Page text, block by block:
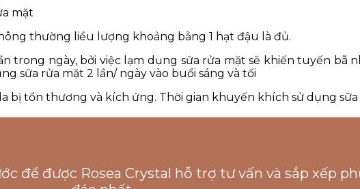
mặt
thường liều lượng khoảng bằng 1 hạt đậu là đủ.
trong ngày, bởi việc lạm dụng sữa rửa mặt sẽ khiến tuyến bã
sữa rửa mặt 2 lần/ ngày vào buổi sáng và tối
bị tổn thương và kích ứng. Thời gian khuyến khích sử dụng
để được Rosea Crystal hỗ trợ tư vấn và sắp xếp